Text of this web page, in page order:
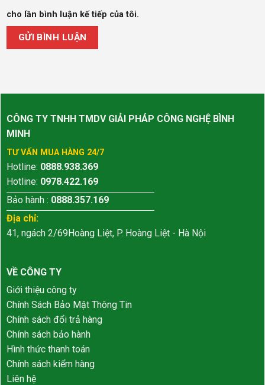
cho lần bình luận kế tiếp của tôi.
CÔNG TY TNHH TMDV GIẢI PHÁP CÔNG NGHỆ BÌNH
MINH
TƯ VẤN MUA HÀNG 24/7
Hotline: 0888.938.369
Hotline: 0978.422.169
Bảo hành : 0888.357.169
Địa chỉ:
41, ngách 2/69Hoàng Liệt, P. Hoàng Liệt - Hà Nội
VỀ CÔNG TY
Giới thiệu công ty
Chính Sách Bảo Mật Thông Tin
Chính sách đổi trả hàng
Chính sách bảo hành
Hình thức thanh toán
Chính sách kiểm hàng
Liên hệ